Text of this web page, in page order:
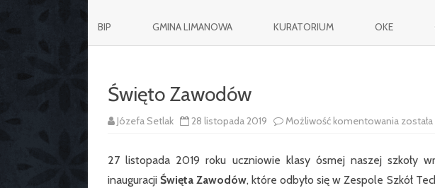
BIP GMINA LIMANOWA KURATORIUM OKE
Święto Zawodów
Józefa Setlak 28 listopada 2019 Możliwość komentowania Święto
27 listopada 2019 roku uczniowie klasy ósmej naszej szkoły
inauguracjiŚwięta Zawodów, które odbyło się w Zespole Szkół